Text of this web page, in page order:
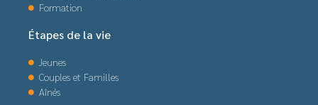
Formation
Étapes de la vie
Jeunes
Couples et Familles
Aînés